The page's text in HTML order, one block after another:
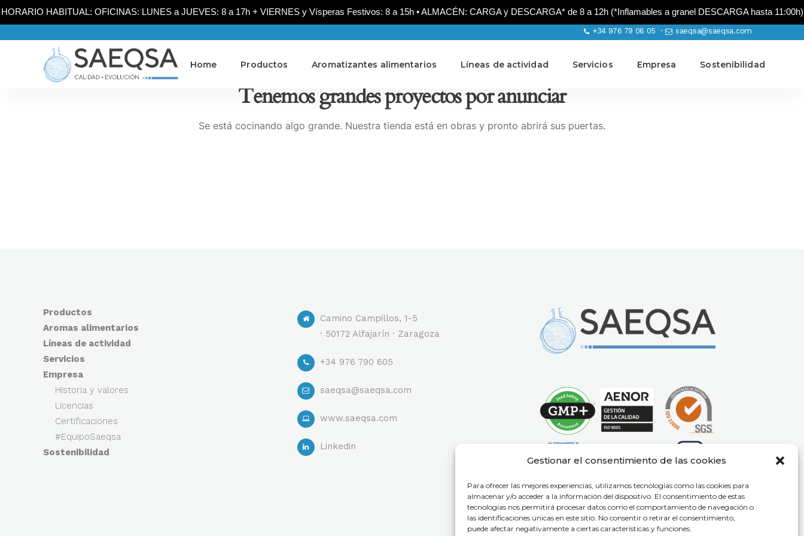
HORARIO HABITUAL: OFICINAS: LUNES a JUEVES: 8 a 17h + VIERNES y Vísperas Festivos: 8 a 15h • ALMACÉN: CARGA y DESCARGA* de 8 a 12h (*Inflamables a granel DESCARGA hasta 11:00h)
Gestionar el consentimiento de las cookies
Para ofrecer las mejores experiencias, utilizamos tecnologías como las cookies para
almacenar y/o acceder a la información del dispositivo. El consentimiento de estas
tecnologías nos permitirá procesar datos como el comportamiento de navegación o
las identificaciones únicas en este sitio. No consentir o retirar el consentimiento,
puede afectar negativamente a ciertas características y funciones.
+34 976 79 06 05 · saeqsa@saeqsa.com
Home Productos Aromatizantes alimentarios Líneas de actividad Servicios Empresa Sostenibilidad
Tenemos grandes proyectos por anunciar
Se está cocinando algo grande. Nuestra tienda está en obras y pronto abrirá sus puertas.
Productos
Aromas alimentarios
Líneas de actividad
Servicios
Empresa
Historia y valores
Licencias
Certificaciones
#EquipoSaeqsa
Sostenibilidad
Camino Campillos, 1-5
· 50172 Alfajarín · Zaragoza
+34 976 790 605
saeqsa@saeqsa.com
www.saeqsa.com
Linkedin